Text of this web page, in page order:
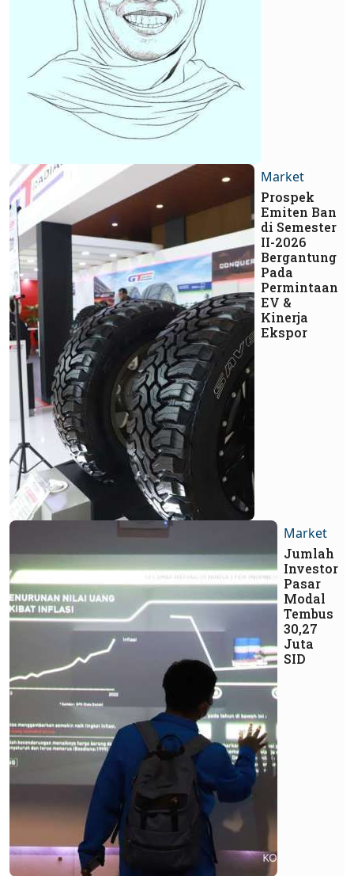
Market
Prospek
Emiten Ban
di Semester
II-2026
Bergantung
Pada
Permintaan
EV &
Kinerja
Ekspor
Market
Jumlah
Investor
Pasar
Modal
Tembus
30,27
Juta
SID